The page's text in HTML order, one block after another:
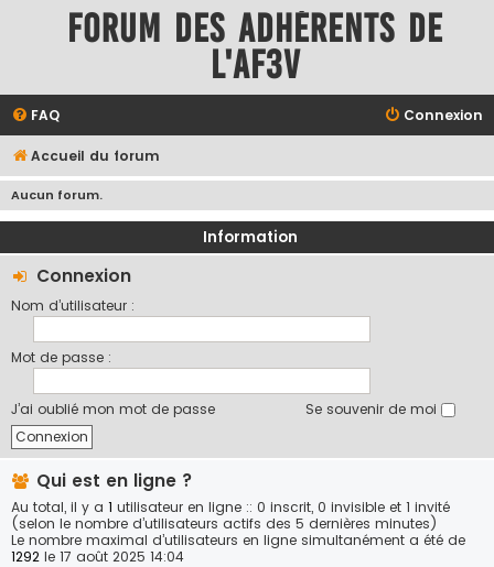
Forum des adhérents de
l'AF3V
FAQ Connexion
Accueil du forum
Aucun forum.
Information
Connexion
Nom d’utilisateur :
Mot de passe :
J’ai oublié mon mot de passe Se souvenir de moi
Qui est en ligne ?
Au total, il y a 1 utilisateur en ligne :: 0 inscrit, 0 invisible et 1 invité
(selon le nombre d’utilisateurs actifs des 5 dernières minutes)
Le nombre maximal d’utilisateurs en ligne simultanément a été de
1292 le 17 août 2025 14:04